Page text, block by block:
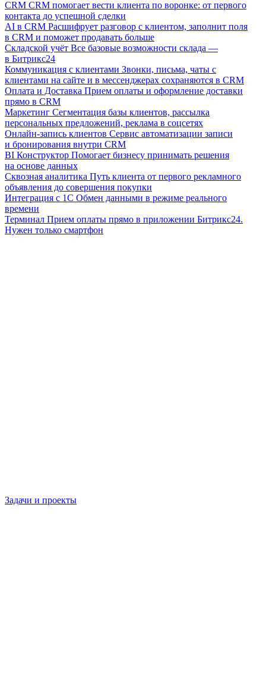
CRM CRM помогает вести клиента по воронке: от первого
контакта до успешной сделки
AI в CRM Расшифрует разговор с клиентом, заполнит поля
в CRM и поможет продавать больше
Складской учёт Все базовые возможности склада —
в Битрикс24
Коммуникация с клиентами Звонки, письма, чаты с
клиентами на сайте и в мессенджерах сохраняются в CRM
Оплата и Доставка Прием оплаты и оформление доставки
прямо в CRM
Маркетинг Сегментация базы клиентов, рассылка
персональных предложений, реклама в соцсетях
Онлайн-запись клиентов Сервис автоматизации записи
и бронирования внутри CRM
BI Конструктор Помогает бизнесу принимать решения
на основе данных
Сквозная аналитика Путь клиента от первого рекламного
объявления до совершения покупки
Интеграция с 1С Обмен данными в режиме реального
времени
Терминал Прием оплаты прямо в приложении Битрикс24.
Нужен только смартфон
Задачи и проекты